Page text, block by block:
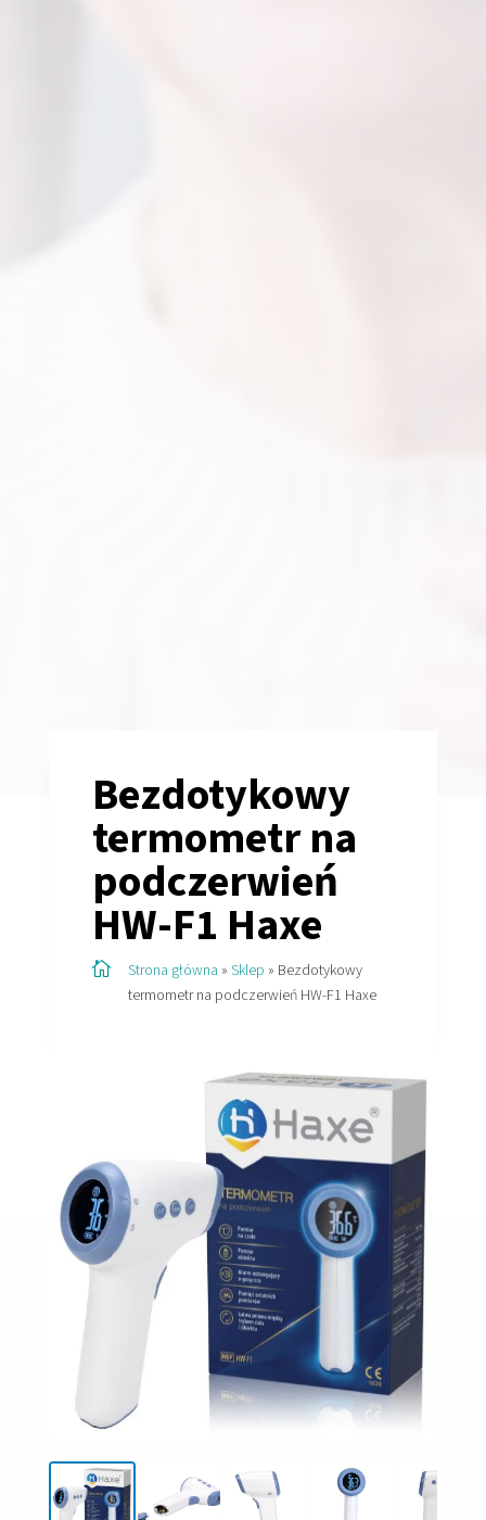
Bezdotykowy
termometr na
podczerwień
HW-F1 Haxe
 Strona główna » Sklep » Bezdotykowy
termometr na podczerwień HW-F1 Haxe